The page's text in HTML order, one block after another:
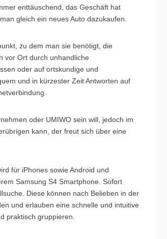
enttäuschend, das Geschäft hat
gleich ein neues Auto dazukaufen.
zu dem man sie benötigt, die
vor Ort durch unhandliche
oder auf ortskundige und
und in kürzester Zeit Antworten auf
oder UMIWO sein will, jedoch im
kann, der freut sich über eine
für iPhones sowie Android und
Samsung S4 Smartphone. Sofort
Diese können nach Belieben in der
und erlauben eine schnelle und intuitive
praktisch gruppieren.